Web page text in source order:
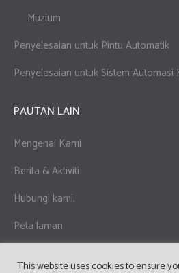
Muzium
Penyelesaian untuk Pintu Automatik
Penyelesaian untuk Sistem Automasi
PAUTAN LAIN
Mengenai Kami
Berita & Aktiviti
Hubungi kami.
Peta laman
This website uses cookies to ensure